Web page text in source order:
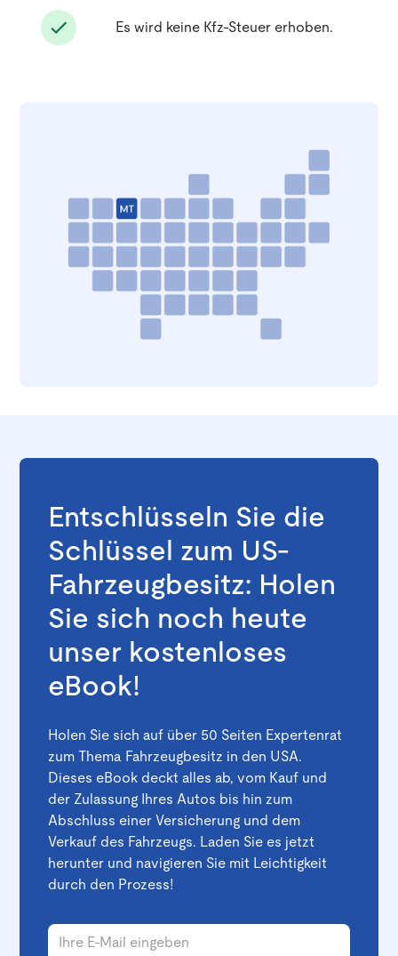
Es wird keine Kfz-Steuer erhoben.
Entschlüsseln Sie die
Schlüssel zum US-
Fahrzeugbesitz: Holen
Sie sich noch heute
unser kostenloses
eBook!
Holen Sie sich auf über 50 Seiten Expertenrat
zum Thema Fahrzeugbesitz in den USA.
Dieses eBook deckt alles ab, vom Kauf und
der Zulassung Ihres Autos bis hin zum
Abschluss einer Versicherung und dem
Verkauf des Fahrzeugs. Laden Sie es jetzt
herunter und navigieren Sie mit Leichtigkeit
durch den Prozess!